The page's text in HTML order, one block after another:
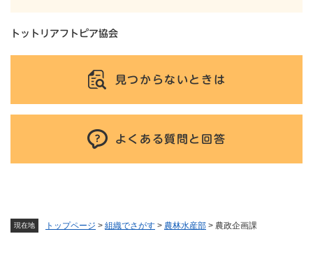
現在地 トップページ > 組織でさがす > 農林水産部 > 農政企画課
トットリアフトピア協会
見つからないときは
よくある質問と回答